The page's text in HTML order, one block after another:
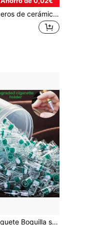
2 piezas Ceniceros de cerámica ignífugos nuevos, diseño lindo, resistente al calor, regalo único; 1 pieza Cenicero de cerámica único con diseño de obstrucción, diseño práctico diario - perfecto para decoración del hogar, oficina, sala de estar y hotel. Ideal para el Día de San Valentín, regalo de Año Nuevo o coleccionable de Año Nuevo, también excelente como accesorio de escritorio de oficina. 1 pieza Cenicero de color aleatorio
200 piezas/paquete Boquilla súper saludable con filtro de alquitrán - Filtro para cigarrillos, efectivo tanto para hombres como para mujeres, cigarrillos gruesos y finos, diseñado para la salud para reducir el alquitrán y la nicotina, apto para uso doméstico